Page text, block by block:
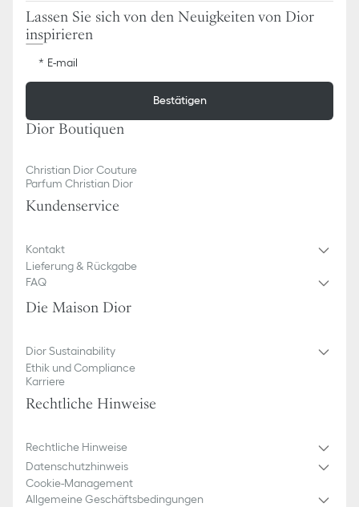
Lassen Sie sich von den Neuigkeiten von Dior
inspirieren
E-mail
Bestätigen
Dior Boutiquen
Christian Dior Couture
Parfum Christian Dior
Kundenservice​
Kontakt
Lieferung & Rückgabe
FAQ
Die Maison Dior
Dior Sustainability
Ethik und Compliance
Karriere
Rechtliche Hinweise
Rechtliche Hinweise
Datenschutzhinweis
Cookie-Management
Allgemeine Geschäftsbedingungen